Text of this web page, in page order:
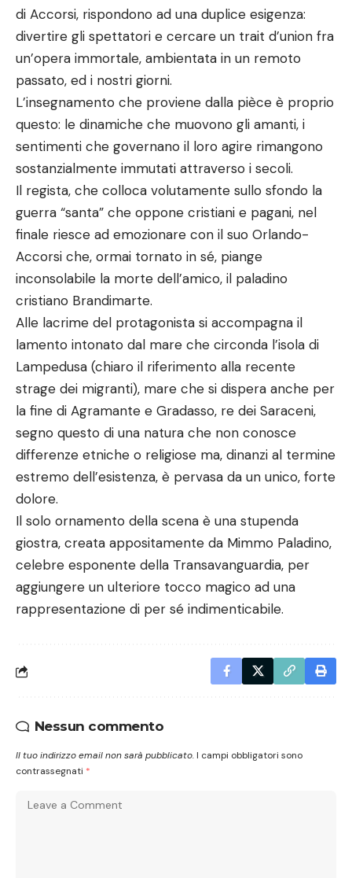
di Accorsi, rispondono ad una duplice esigenza:
divertire gli spettatori e cercare un trait d’union fra
un’opera immortale, ambientata in un remoto
passato, ed i nostri giorni.
L’insegnamento che proviene dalla pièce è proprio
questo: le dinamiche che muovono gli amanti, i
sentimenti che governano il loro agire rimangono
sostanzialmente immutati attraverso i secoli.
Il regista, che colloca volutamente sullo sfondo la
guerra “santa” che oppone cristiani e pagani, nel
finale riesce ad emozionare con il suo Orlando-
Accorsi che, ormai tornato in sé, piange
inconsolabile la morte dell’amico, il paladino
cristiano Brandimarte.
Alle lacrime del protagonista si accompagna il
lamento intonato dal mare che circonda l’isola di
Lampedusa (chiaro il riferimento alla recente
strage dei migranti), mare che si dispera anche per
la fine di Agramante e Gradasso, re dei Saraceni,
segno questo di una natura che non conosce
differenze etniche o religiose ma, dinanzi al termine
estremo dell’esistenza, è pervasa da un unico, forte
dolore.
Il solo ornamento della scena è una stupenda
giostra, creata appositamente da Mimmo Paladino,
celebre esponente della Transavanguardia, per
aggiungere un ulteriore tocco magico ad una
rappresentazione di per sé indimenticabile.
Nessun commento
Il tuo indirizzo email non sarà pubblicato. I campi obbligatori sono
contrassegnati *